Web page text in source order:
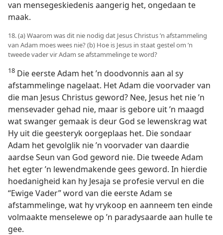
van mensegeskiedenis aangerig het, ongedaan te
maak.
18. (a) Waarom was dit nie nodig dat Jesus Christus ’n afstammeling
van Adam moes wees nie? (b) Hoe is Jesus in staat gestel om ’n
tweede vader vir Adam se afstammelinge te word?
18 Die eerste Adam het ’n doodvonnis aan al sy
afstammelinge nagelaat. Het Adam die voorvader van
die man Jesus Christus geword? Nee, Jesus het nie ’n
mensevader gehad nie, maar is gebore uit ’n maagd
wat swanger gemaak is deur God se lewenskrag wat
Hy uit die geesteryk oorgeplaas het. Die sondaar
Adam het gevolglik nie ’n voorvader van daardie
aardse Seun van God geword nie. Die tweede Adam
het egter ’n lewendmakende gees geword. In hierdie
hoedanigheid kan hy Jesaja se profesie vervul en die
“Ewige Vader” word van die eerste Adam se
afstammelinge, wat hy vrykoop en aanneem ten einde
volmaakte menselewe op ’n paradysaarde aan hulle te
gee.